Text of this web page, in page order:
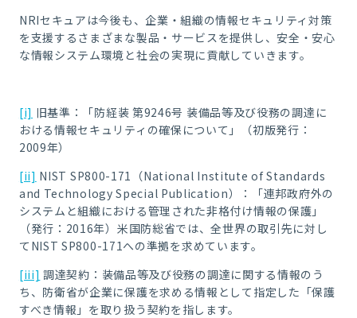
NRIセキュアは今後も、企業・組織の情報セキュリティ対策
を支援するさまざまな製品・サービスを提供し、安全・安心
な情報システム環境と社会の実現に貢献していきます。
[i] 旧基準：「防経装 第9246号 装備品等及び役務の調達に
おける情報セキュリティの確保について」（初版発行：
2009年）
[ii] NIST SP800-171（National Institute of Standards
and Technology Special Publication）：「連邦政府外の
システムと組織における管理された非格付け情報の保護」
（発行：2016年）米国防総省では、全世界の取引先に対し
てNIST SP800-171への準拠を求めています。
[iii] 調達契約：装備品等及び役務の調達に関する情報のう
ち、防衛省が企業に保護を求める情報として指定した「保護
すべき情報」を取り扱う契約を指します。